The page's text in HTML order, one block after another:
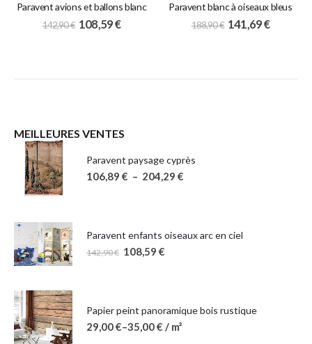
Paravent avions et ballons blanc
142,90€ 108,59€
Paravent blanc à oiseaux bleus
188,90€ 141,69€
MEILLEURES VENTES
Paravent paysage cyprès
106,89 € – 204,29 €
Paravent enfants oiseaux arc en ciel
142,90€ 108,59 €
Papier peint panoramique bois rustique
29,00€–35,00€ / m²